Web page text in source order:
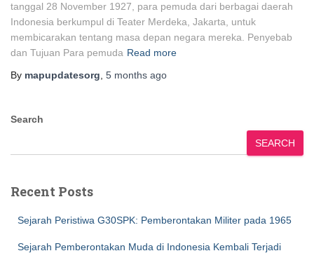
tanggal 28 November 1927, para pemuda dari berbagai daerah
Indonesia berkumpul di Teater Merdeka, Jakarta, untuk
membicarakan tentang masa depan negara mereka. Penyebab
dan Tujuan Para pemuda Read more
By mapupdatesorg, 5 months ago
Search
SEARCH
Recent Posts
Sejarah Peristiwa G30SPK: Pemberontakan Militer pada 1965
Sejarah Pemberontakan Muda di Indonesia Kembali Terjadi